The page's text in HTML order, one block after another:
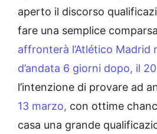
aperto il discorso
fare una semplice
affronterà l’Atlético Madrid
d’andata 6 giorni dopo, il
l’intenzione di provare ad
13 marzo, con ottime
casa una grande